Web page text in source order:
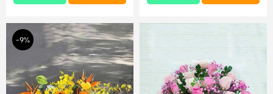
-9%